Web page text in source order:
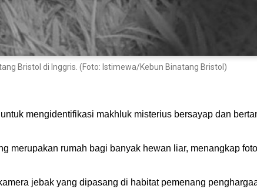
Bristol di Inggris. (Foto: Istimewa/Kebun Binatang Bristol)
mengidentifikasi makhluk misterius bersayap dan
merupakan rumah bagi banyak hewan liar, menangkap
jebak yang dipasang di habitat pemenang